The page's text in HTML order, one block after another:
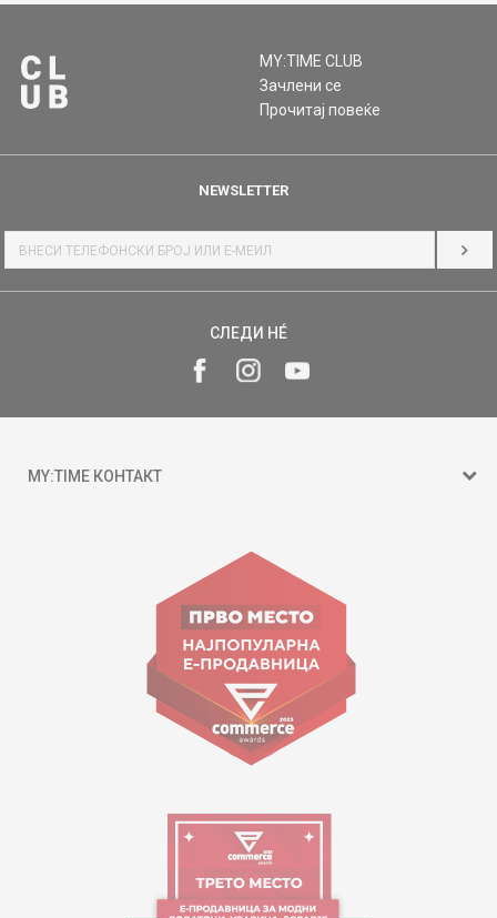
MY:TIME CLUB
Зачлени се
Прочитај повеќе
NEWSLETTER
СЛЕДИ НÉ
MY:TIME КОНТАКТ
ул. Гоце Николовски бр.74 Скопје
contact@mytime.mk
Работно време:
09:00 до 17:00